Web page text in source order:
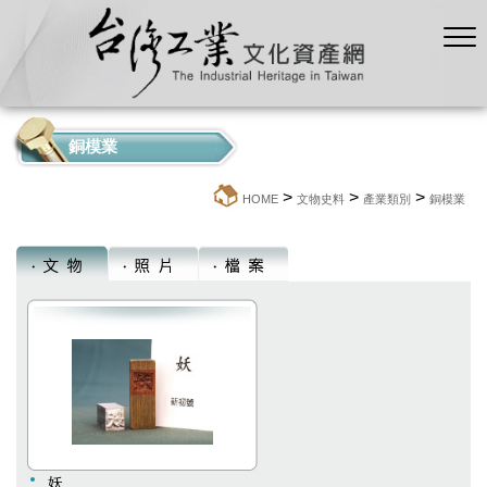
銅模業
HOME > 文物史料 > 產業類別 > 銅模業
妖